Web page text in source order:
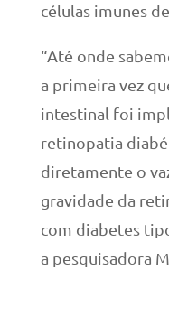
células imunes
“Até onde
a primeira vez
intestinal foi
retinopatia
diretamente o
gravidade da
com diabetes
a pesquisadora